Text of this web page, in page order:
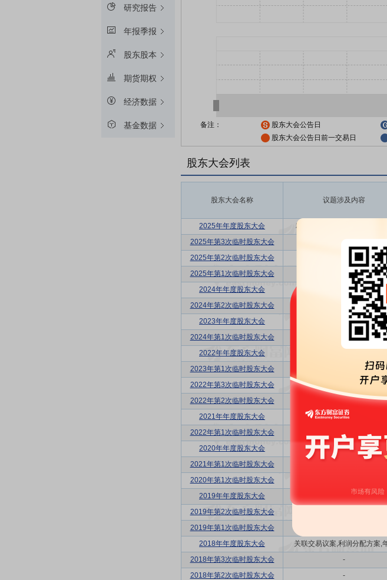
研究报告
年报季报
股东股本
期货期权
经济数据
基金数据 备注： 股东大会公告日
股东大会公告日前一交易日
股东大会列表
股东大会名称 议题涉及内容
2025年年度股东大会 利润分配方案,年度报告(摘要
2025年第3次临时股东大会
-
2025年第2次临时股东大会
2025年第1次临时股东大会
董事换届议案
2024年年度股东大会
利润分配方案,年度报告(摘要
2024年第2次临时股东大会
利润分配方案
2023年年度股东大会
关联交易议案,利润分配方案,
2024年第1次临时股东大会
2022年年度股东大会
2023年第1次临时股东大会
增发新股的议案
2022年第3次临时股东大会
增发新股的议案
2022年第2次临时股东大会
董事换届议案
2021年年度股东大会
关联交易议案,利润分配方案,年
2022年第1次临时股东大会
-
2020年年度股东大会
关联交易议案,利润分配方案,
2021年第1次临时股东大会
2020年第1次临时股东大会
2019年年度股东大会
关联交易议案,利润分配方案,
2019年第2次临时股东大会
2019年第1次临时股东大会
2018年年度股东大会
关联交易议案,利润分配方案,
2018年第3次临时股东大会
-
2018年第2次临时股东大会
-